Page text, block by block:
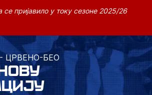
се пријавило у току сезоне 2025/26
ЦРВЕНО-БЕО